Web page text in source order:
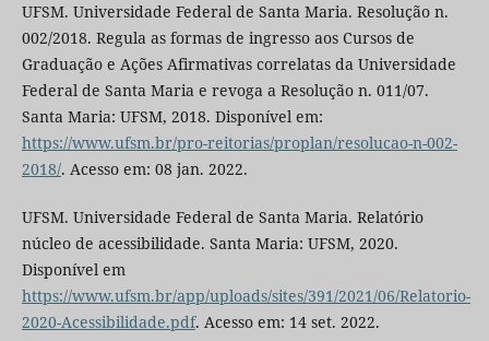
UFSM. Universidade Federal de Santa Maria. Resolução n.
002/2018. Regula as formas de ingresso aos Cursos de
Graduação e Ações Afirmativas correlatas da Universidade
Federal de Santa Maria e revoga a Resolução n. 011/07.
Santa Maria: UFSM, 2018. Disponível em:
https://www.ufsm.br/pro-reitorias/proplan/resolucao-n-002-
2018/. Acesso em: 08 jan. 2022.
UFSM. Universidade Federal de Santa Maria. Relatório
núcleo de acessibilidade. Santa Maria: UFSM, 2020.
Disponível em
https://www.ufsm.br/app/uploads/sites/391/2021/06/Relatorio-
2020-Acessibilidade.pdf. Acesso em: 14 set. 2022.